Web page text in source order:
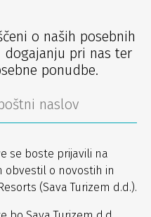
o naših posebnih
pri nas ter
ponudbe.
se boste prijavili na
obvestil o novostih in
(Sava Turizem d.d.).